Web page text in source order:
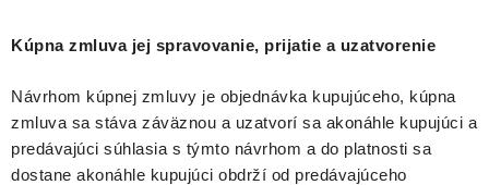
Kúpna zmluva jej spravovanie, prijatie a uzatvorenie
Návrhom kúpnej zmluvy je objednávka kupujúceho, kúpna
zmluva sa stáva záväznou a uzatvorí sa akonáhle kupujúci a
predávajúci súhlasia s týmto návrhom a do platnosti sa
dostane akonáhle kupujúci obdrží od predávajúceho